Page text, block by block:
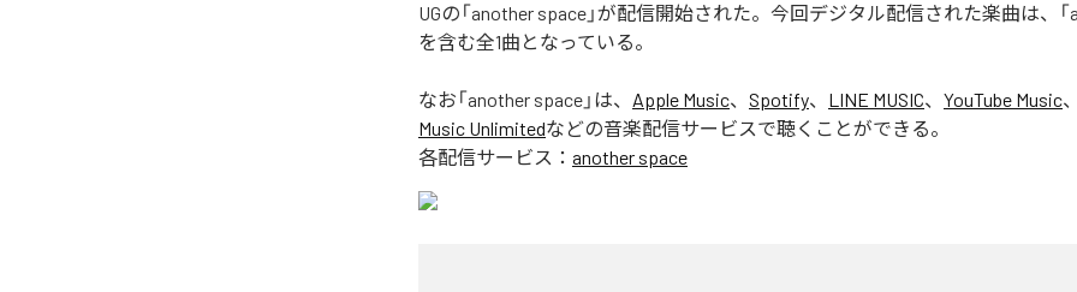
UGの「another space」が配信開始された。今回デジタル配信された楽曲は、「
を含む全1曲となっている。
なお「another space 」は、 Apple Music、 Spotify、 LINE MUSIC、 YouTube Music、
Music Unlimitedなどの音楽配信サービスで聴くことができる。
各配信サービス： another space